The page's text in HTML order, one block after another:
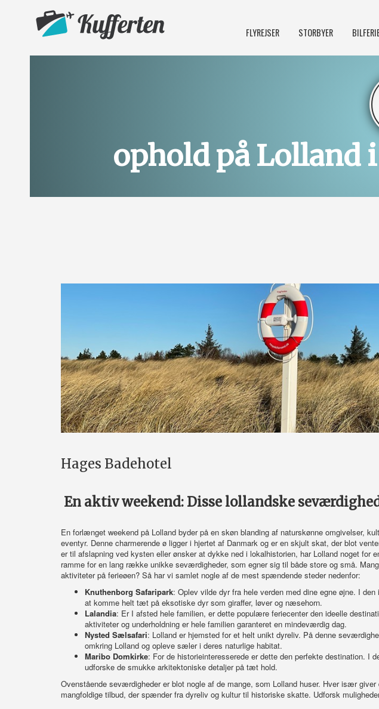
FLYREJSER STORBYER
ophold på Lolland
Hages Badehotel
En aktiv weekend: Disse lollandske
En forlænget weekend på Lolland byder på en skøn blanding af naturskønne omgivelser,
eventyr. Denne charmerende ø ligger i hjertet af Danmark og er en skjult skat, der blot
er til afslapning ved kysten eller ønsker at dykke ned i lokalhistorien, har Lolland noget for
ramme for en lang række unikke seværdigheder, som egner sig til både store og små.
aktiviteter på ferieøen? Så har vi samlet nogle af de mest spændende steder nedenfor:
Knuthenborg Safaripark: Oplev vilde dyr fra hele verden med dine egne øjne. I
at komme helt tæt på eksotiske dyr som giraffer, løver og næsehorn.
Lalandia: Er I afsted hele familien, er dette populære feriecenter den ideelle
aktiviteter og underholdning er hele familien garanteret en mindeværdig dag.
Nysted Sælsafari: Lolland er hjemsted for et helt unikt dyreliv. På denne
omkring Lolland og opleve sæler i deres naturlige habitat.
Maribo Domkirke: For de historieinteresserede er dette den perfekte destination. I
udforske de smukke arkitektoniske detaljer på tæt hold.
Ovenstående seværdigheder er blot nogle af de mange, som Lolland huser. Hver især
mangfoldige tilbud, der spænder fra dyreliv og kultur til historiske skatte. Udforsk